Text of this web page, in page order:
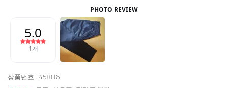
상품번호 : 45886